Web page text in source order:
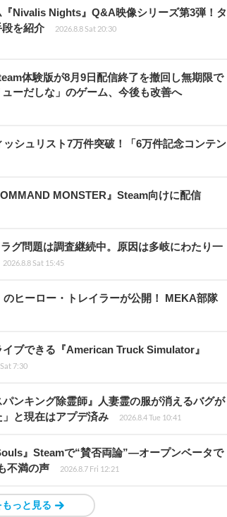
Nivalis Nights』Q&A映像シリーズ第3弾！タ
を紹介
2026.8.8 Sat 20:30
体験版が8月9日配信終了を撤回し無期限で
ーだしな」のゲーム、今後も改善へ
シュリスト7万件突破！「6万件記念コンテン
MONSTER』Steam向けに配信
グ問題は調査継続中。原因は多岐にわたり一
2026.8.8 Sat 15:45
ヒーロー・トレイラーが公開！ MEKA部隊
ブできる『American Truck Simulator』
7:30
ンキング除霊師』人妻霊の服が消えるバグが
と現在はアプデ済み
2026.8.4 Tue 10:41
』Steamで“賛否両論”―オープンベータで
不満の声
2026.8.7 Fri 12:21
っと見る